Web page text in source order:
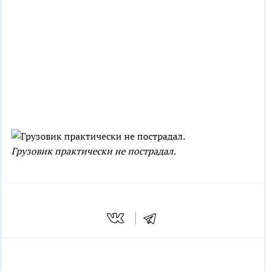
Грузовик практически не пострадал.